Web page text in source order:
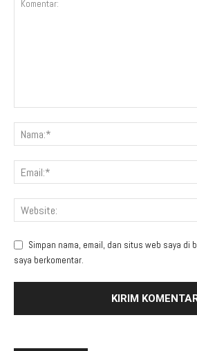
Simpan nama, email, dan situs web saya di
saya berkomentar.